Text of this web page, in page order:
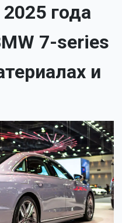
года
7-series
и